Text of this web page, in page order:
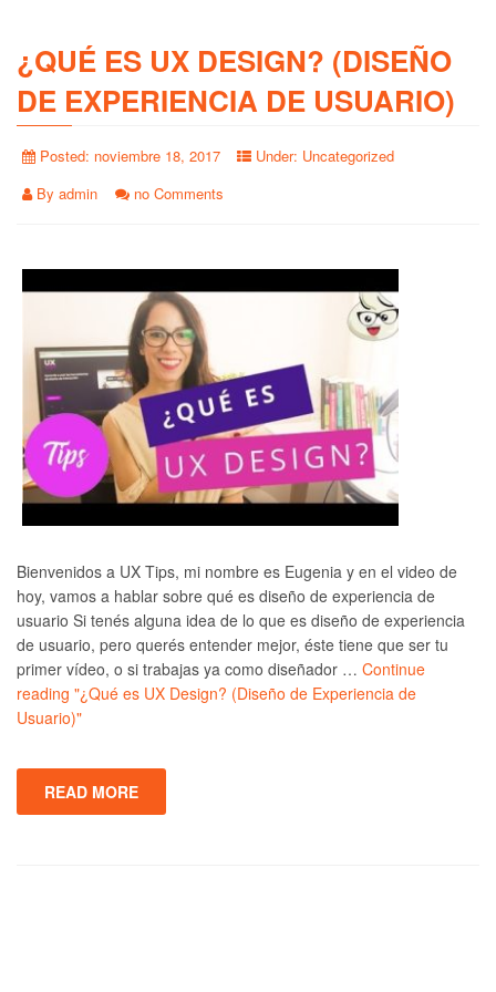
¿QUÉ ES UX DESIGN? (DISEÑO
DE EXPERIENCIA DE USUARIO)
Posted: noviembre 18, 2017 Under: Uncategorized
By admin no Comments
Bienvenidos a UX Tips, mi nombre es Eugenia y en el video de
hoy, vamos a hablar sobre qué es diseño de experiencia de
usuario Si tenés alguna idea de lo que es diseño de experiencia
de usuario, pero querés entender mejor, éste tiene que ser tu
primer vídeo, o si trabajas ya como diseñador … Continue
reading "¿Qué es UX Design? (Diseño de Experiencia de
Usuario)"
READ MORE